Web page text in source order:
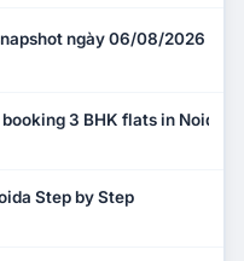
ngày 06/08/2026
3 BHK flats in Noida?
Step by Step